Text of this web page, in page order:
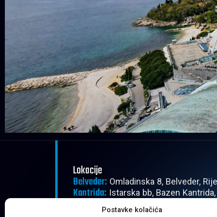
Postavke kolačića
Lokacije
Belveder: Omladinska 8, Belveder,
Kantrida: Istarska bb, Bazen
Radno vrijeme